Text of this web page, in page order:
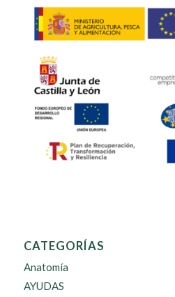
CATEGORÍAS
Anatomía
AYUDAS